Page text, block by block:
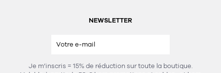
NEWSLETTER
Je m’inscris = 15% de réduction sur toute la boutique.